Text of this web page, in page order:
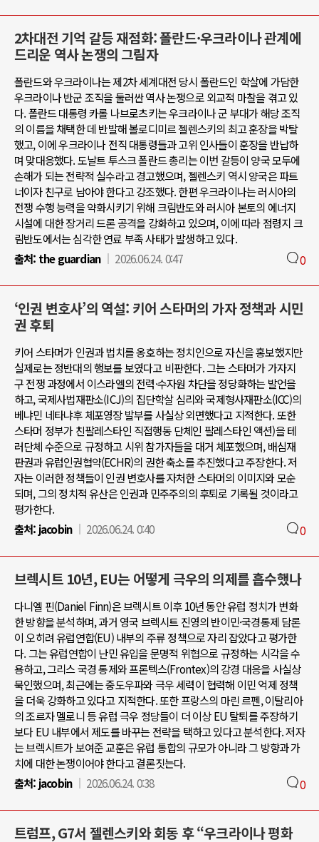
2차대전 기억 갈등 재점화: 폴란드·우크라이나 관계에
드리운 역사 논쟁의 그림자
폴란드와 우크라이나는 제2차 세계대전 당시 폴란드인 학살에 가담한
우크라이나 반군 조직을 둘러싼 역사 논쟁으로 외교적 마찰을 겪고 있
다. 폴란드 대통령 카롤 나브로츠키는 우크라이나 군 부대가 해당 조직
의 이름을 채택한 데 반발해 볼로디미르 젤렌스키의 최고 훈장을 박탈
했고, 이에 우크라이나 전직 대통령들과 고위 인사들이 훈장을 반납하
며 맞대응했다. 도날트 투스크 폴란드 총리는 이번 갈등이 양국 모두에
손해가 되는 전략적 실수라고 경고했으며, 젤렌스키 역시 양국은 파트
너이자 친구로 남아야 한다고 강조했다. 한편 우크라이나는 러시아의
전쟁 수행 능력을 약화시키기 위해 크림반도와 러시아 본토의 에너지
시설에 대한 장거리 드론 공격을 강화하고 있으며, 이에 따라 점령지 크
림반도에서는 심각한 연료 부족 사태가 발생하고 있다.
출처: the guardian 2026.06.24. 0:47 0
‘인권 변호사’의 역설: 키어 스타머의 가자 정책과 시민
권 후퇴
키어 스타머가 인권과 법치를 옹호하는 정치인으로 자신을 홍보했지만
실제로는 정반대의 행보를 보였다고 비판한다. 그는 스타머가 가자지
구 전쟁 과정에서 이스라엘의 전력·수자원 차단을 정당화하는 발언을
하고, 국제사법재판소(ICJ)의 집단학살 심리와 국제형사재판소(ICC)의
베냐민 네타냐후 체포영장 발부를 사실상 외면했다고 지적한다. 또한
스타머 정부가 친팔레스타인 직접행동 단체인 팔레스타인 액션)을 테
러단체 수준으로 규정하고 시위 참가자들을 대거 체포했으며, 배심재
판권과 유럽인권협약(ECHR)의 권한 축소를 추진했다고 주장한다. 저
자는 이러한 정책들이 인권 변호사를 자처한 스타머의 이미지와 모순
되며, 그의 정치적 유산은 인권과 민주주의의 후퇴로 기록될 것이라고
평가한다.
출처: jacobin 2026.06.24. 0:40 0
브렉시트 10년, EU는 어떻게 극우의 의제를 흡수했나
다니엘 핀(Daniel Finn)은 브렉시트 이후 10년 동안 유럽 정치가 변화
한 방향을 분석하며, 과거 영국 브렉시트 진영의 반이민·국경통제 담론
이 오히려 유럽연합(EU) 내부의 주류 정책으로 자리 잡았다고 평가한
다. 그는 유럽연합이 난민 유입을 문명적 위협으로 규정하는 시각을 수
용하고, 그리스 국경 통제와 프론텍스(Frontex)의 강경 대응을 사실상
묵인했으며, 최근에는 중도우파와 극우 세력이 협력해 이민 억제 정책
을 더욱 강화하고 있다고 지적한다. 또한 프랑스의 마린 르펜, 이탈리아
의 조르자 멜로니 등 유럽 극우 정당들이 더 이상 EU 탈퇴를 주장하기
보다 EU 내부에서 제도를 바꾸는 전략을 택하고 있다고 분석한다. 저자
는 브렉시트가 보여준 교훈은 유럽 통합의 규모가 아니라 그 방향과 가
치에 대한 논쟁이어야 한다고 결론짓는다.
출처: jacobin 2026.06.24. 0:38 0
트럼프, G7서 젤렌스키와 회동 후 “우크라이나 평화